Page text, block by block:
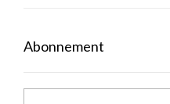
Abonnement